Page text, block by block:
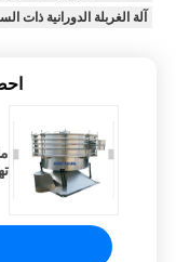
آلة الغربلة الدورانية ذات